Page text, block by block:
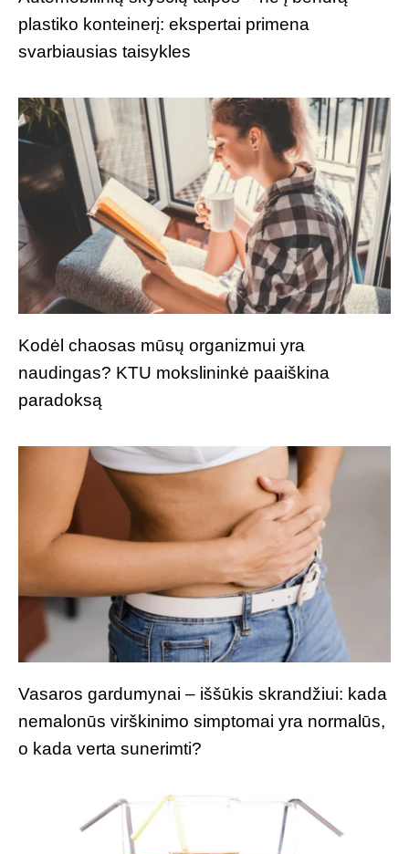
plastiko konteinerį: ekspertai primena
svarbiausias taisykles
Kodėl chaosas mūsų organizmui yra
naudingas? KTU mokslininkė paaiškina
paradoksą
Vasaros gardumynai – iššūkis skrandžiui: kada
nemalonūs virškinimo simptomai yra normalūs,
o kada verta sunerimti?